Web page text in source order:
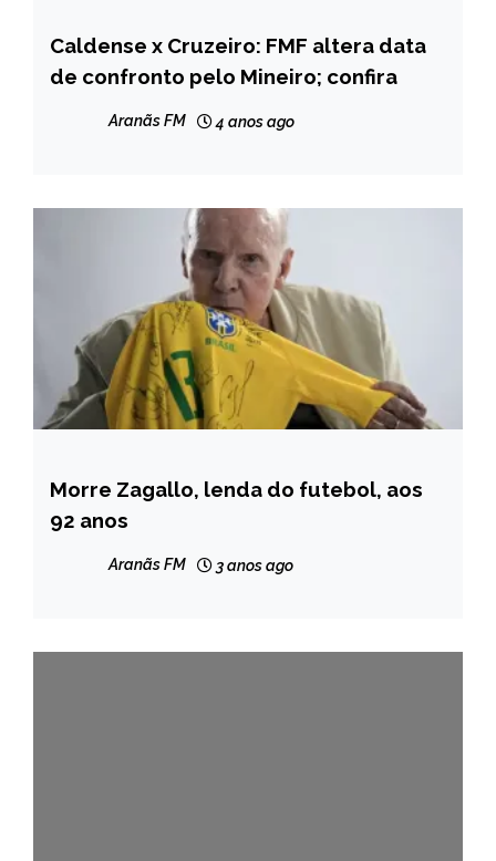
ESPORTES
Caldense x Cruzeiro: FMF altera data
de confronto pelo Mineiro; confira
Aranãs FM 4 anos ago
ESPORTES
NOTÍCIAS
Morre Zagallo, lenda do futebol, aos
92 anos
Aranãs FM 3 anos ago